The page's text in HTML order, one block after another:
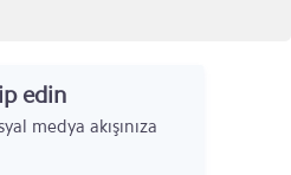
edin
medya akışınıza